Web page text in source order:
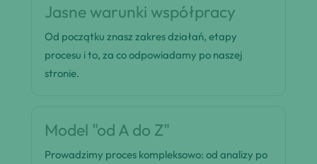
Jasne warunki współpracy
Od początku znasz zakres działań, etapy
procesu i to, za co odpowiadamy po naszej
stronie.
Model "od A do Z"
Prowadzimy proces kompleksowo: od analizy po